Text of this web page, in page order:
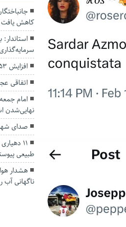
کاهش یافت
افزایش ۵۳ درصدی بارندگی‌ها در گلستان
اتفاقی
امام
نهایی‌شدن
صدای
۱۱
طبیعی
هشدار
ناگهانی آب